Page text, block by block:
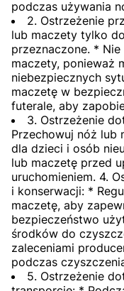
podczas używania
2. Ostrzeżenie
lub maczety tylko
przeznaczone. *
maczety, ponieważ
niebezpiecznych
maczetę w
futerale, aby
3. Ostrzeżenie
Przechowuj nóż lub
dla dzieci i osób
lub maczetę przed
uruchomieniem. 4.
i konserwacji: *
maczetę, aby
bezpieczeństwo
środków do
zaleceniami
podczas
5. Ostrzeżenie